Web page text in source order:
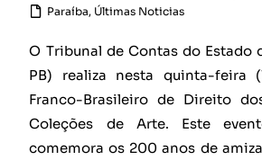
Paraíba, Últimas Noticias
O Tribunal de Contas do Estado
PB) realiza nesta quinta-feira
Franco-Brasileiro de Direito
Coleções de Arte. Este
comemora os 200 anos de